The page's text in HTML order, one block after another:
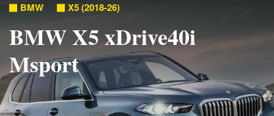
BMW X5 (2018-26)
BMW X5 xDrive40i
Msport